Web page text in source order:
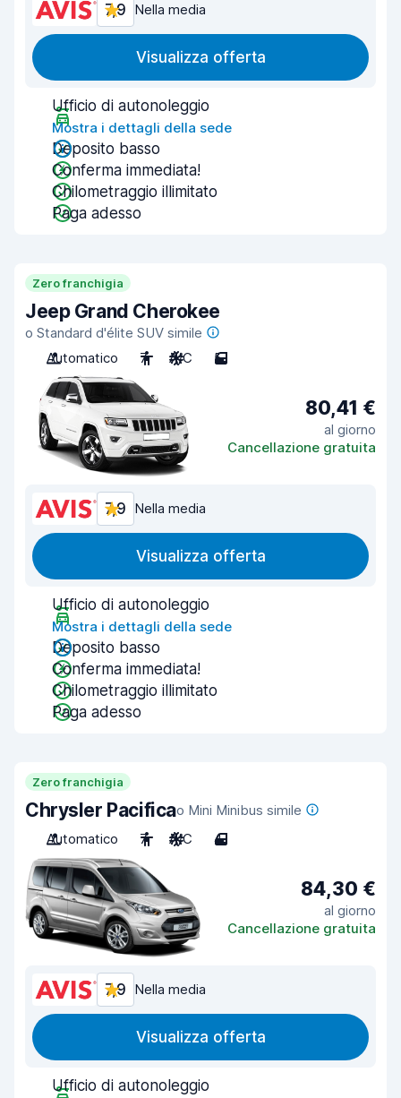
7,9 Nella media
Visualizza offerta
Ufficio di autonoleggio
Mostra i dettagli della sede
Deposito basso
Conferma immediata!
Chilometraggio illimitato
Paga adesso
Zero franchigia
Jeep Grand Cherokee
o Standard d'élite SUV simile
Automatico
7 A/C 5
80,41 €
al giorno
Cancellazione gratuita
7,9 Nella media
Visualizza offerta
Ufficio di autonoleggio
Mostra i dettagli della sede
Deposito basso
Conferma immediata!
Chilometraggio illimitato
Paga adesso
Zero franchigia
Chrysler Pacificao Mini Minibus simile
Automatico
7 A/C 4
84,30 €
al giorno
Cancellazione gratuita
7,9 Nella media
Visualizza offerta
Ufficio di autonoleggio